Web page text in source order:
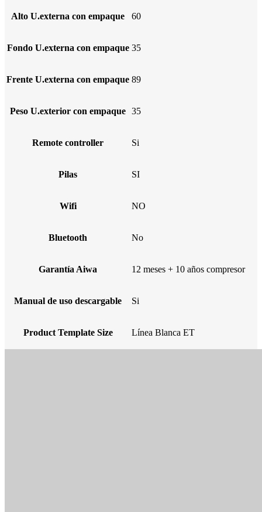
Alto U.externa con empaque 60
Fondo U.externa con empaque 35
Frente U.externa con empaque 89
Peso U.exterior con empaque 35
Remote controller Si
Pilas SI
Wifi NO
Bluetooth No
Garantía Aiwa 12 meses + 10 años compresor
Manual de uso descargable Si
Product Template Size Línea Blanca ET